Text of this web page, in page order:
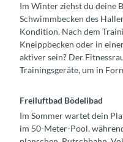
Im Winter ziehst du deine
Schwimmbecken des
Kondition. Nach dem
Kneippbecken oder in
aktiver sein? Der
Trainingsgeräte, um in
Freiluftbad Bödelibad
Im Sommer wartet dein
im 50-Meter-Pool,